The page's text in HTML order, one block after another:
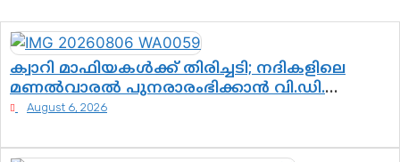
ക്വാറി മാഫിയകൾക്ക് തിരിച്ചടി; നദികളിലെ
മണൽവാരൽ പുനരാരംഭിക്കാൻ വി.ഡി.
സർക്കാർ തീരുമാനം
August 6, 2026